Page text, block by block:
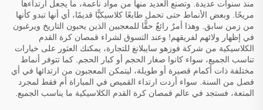
منذ سنوات عديدة. وتصنع العديد منها من مواد ناعمة، ما يجعل ارتداءها
مريحًا. وبعض الأنماط حتى تحمل طابعًا كلاسيكيًّا قديمًا، أي أنها تبدو كأنها
من زمن سابق. وهذا أمرٌ رائعٌ حقًّا للمعجبين الذين يحبون التاريخ ويرغبون
في إظهار ولائهم لفريقهم! وعند التسوق لشراء قمصان كرة القدم
الكلاسيكية من شركة فوزهو سايبلانغ للتجارة، يمكنك العثور على خيارات
تناسب الجميع، سواء كانوا صغار الحجم أو كبار الحجم. كما تتوفر أنماط
مختلفة ذات أكمام قصيرة أو طويلة، ليتمكن المعجبون من ارتدائها في أي
فصل من السنة. سواء أردت ارتداء القميص في المباراة أم فقط لمجرد
المتعة، فستجد في عالم قمصان كرة القدم الكلاسيكية ما يناسب الجميع.